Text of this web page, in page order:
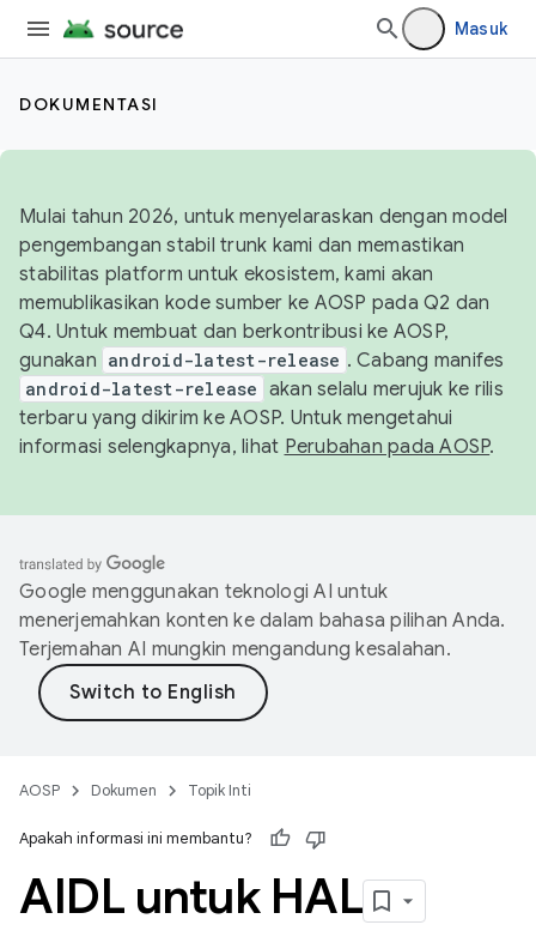
Masuk
DOKUMENTASI
Mulai tahun 2026, untuk menyelaraskan dengan model
pengembangan stabil trunk kami dan memastikan
stabilitas platform untuk ekosistem, kami akan
memublikasikan kode sumber ke AOSP pada Q2 dan
Q4. Untuk membuat dan berkontribusi ke AOSP,
gunakan android-latest-release . Cabang manifes
android-latest-release akan selalu merujuk ke rilis
terbaru yang dikirim ke AOSP. Untuk mengetahui
informasi selengkapnya, lihat Perubahan pada AOSP.
Google menggunakan teknologi AI untuk
menerjemahkan konten ke dalam bahasa pilihan Anda.
Terjemahan AI mungkin mengandung kesalahan.
AOSP Dokumen Topik Inti
Apakah informasi ini membantu?
AIDL untuk HAL